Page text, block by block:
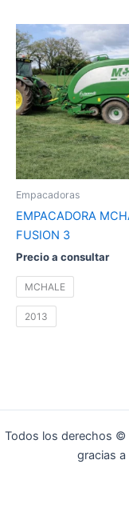
Empacadoras
EMPACADORA
FUSION 3
Precio a consultar
MCHALE
2013
Este
producto
tiene
múltiples
variantes.
Las
opciones
se
elegir
en
la
página
de
producto
Todos los derechos ©
gracias a